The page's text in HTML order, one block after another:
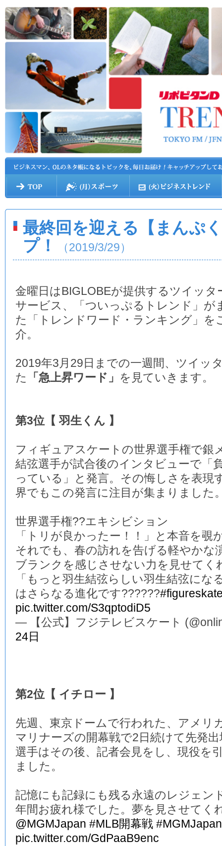
最終回を迎える【まんぷ
プ！
（2019/3/29）
金曜日はBIGLOBEが提供するツイッタ
サービス、「ついっぷるトレンド」が
た「トレンドワード・ランキング」を
介。
2019年3月29日までの一週間、ツイッ
た
「急上昇ワード」 を見ていきます。
第3位【 羽生くん 】
フィギュアスケートの世界選手権で銀
結弦選手が試合後のインタビューで「
っている」と発言。その悔しさを表現
界でもこの発言に注目が集まりました
世界選手権??エキシビション
「トリが良かったー！！」と本音を覗
それでも、春の訪れを告げる軽やかな
ブランクを感じさせない力を見せてく
「もっと羽生結弦らしい羽生結弦に
はさらなる進化です??????
pic.twitter.com/S3qptodiD5
— 【公式】フジテレビスケート
24日
第2位【 イチロー 】
先週、東京ドームで行われた、アメリ
マリナーズの開幕戦で2日続けて先発
選手はその後、記者会見をし、現役を
ました。
記憶にも記録にも残る永遠のレジェン
年間お疲れ様でした。夢を見させてく
@MGMJapan #MLB開幕戦 #MGMJapan
pic.twitter.com/GdPaaB9enc